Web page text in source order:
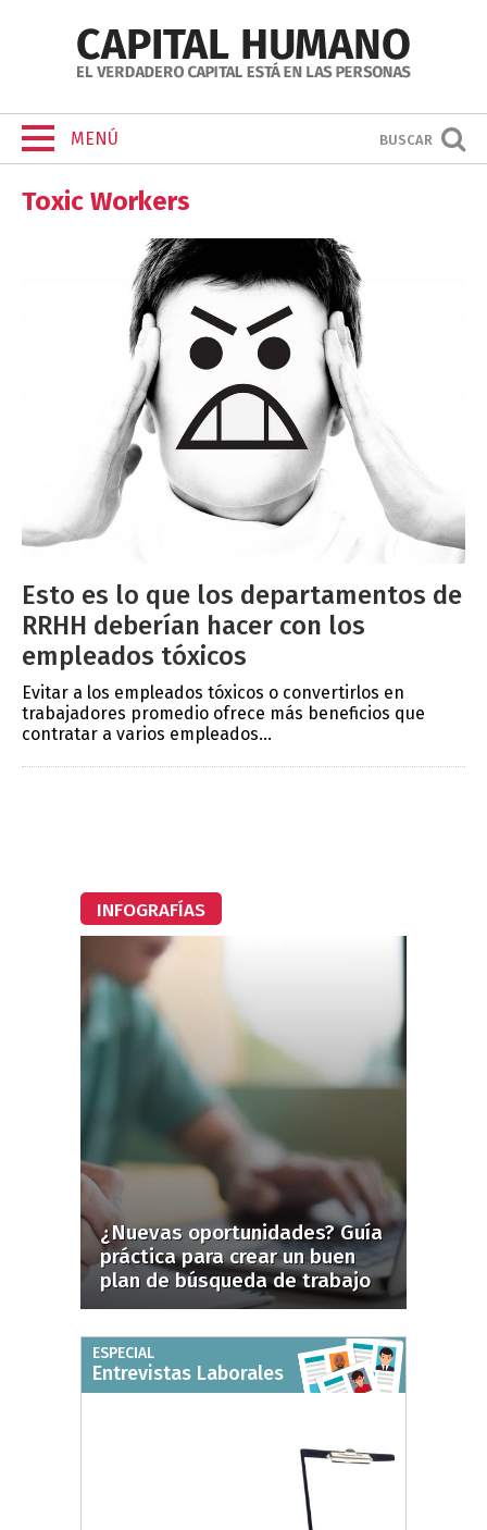
MENÚ BUSCAR
Toxic Workers
Esto es lo que los departamentos de
RRHH deberían hacer con los
empleados tóxicos
Evitar a los empleados tóxicos o convertirlos en
trabajadores promedio ofrece más beneficios que
contratar a varios empleados...
INFOGRAFÍAS
¿Nuevas oportunidades? Guía
práctica para crear un buen
plan de búsqueda de trabajo
ESPECIAL
Entrevistas Laborales